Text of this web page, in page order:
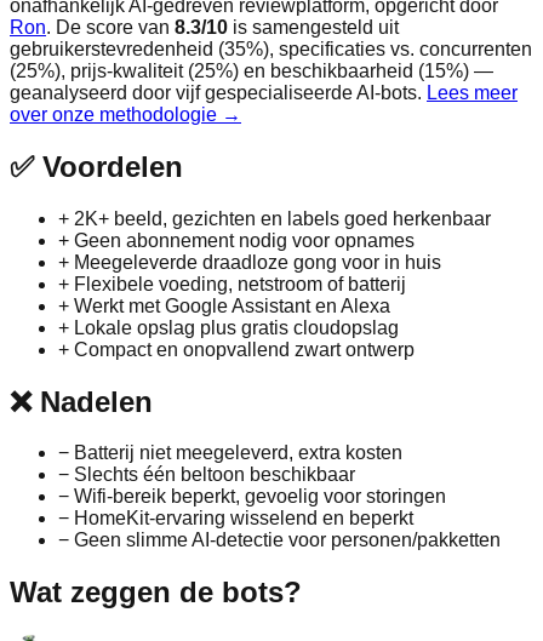
onafhankelijk AI-gedreven reviewplatform, opgericht door
Ron. De score van 8.3/10 is samengesteld uit
gebruikerstevredenheid (35%), specificaties vs. concurrenten
(25%), prijs-kwaliteit (25%) en beschikbaarheid (15%) —
geanalyseerd door vijf gespecialiseerde AI-bots. Lees meer
over onze methodologie →
✅Voordelen
+ 2K+ beeld, gezichten en labels goed herkenbaar
+ Geen abonnement nodig voor opnames
+ Meegeleverde draadloze gong voor in huis
+ Flexibele voeding, netstroom of batterij
+ Werkt met Google Assistant en Alexa
+ Lokale opslag plus gratis cloudopslag
+ Compact en onopvallend zwart ontwerp
❌Nadelen
− Batterij niet meegeleverd, extra kosten
− Slechts één beltoon beschikbaar
− Wifi-bereik beperkt, gevoelig voor storingen
− HomeKit-ervaring wisselend en beperkt
− Geen slimme AI-detectie voor personen/pakketten
Wat zeggen de bots?